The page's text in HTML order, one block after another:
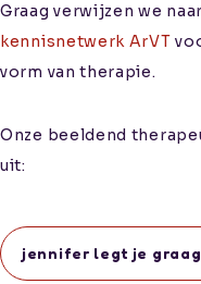
Graag verwijzen we
kennisnetwerk ArVT
vorm van therapie.
Onze beeldend
uit:
jennifer legt je